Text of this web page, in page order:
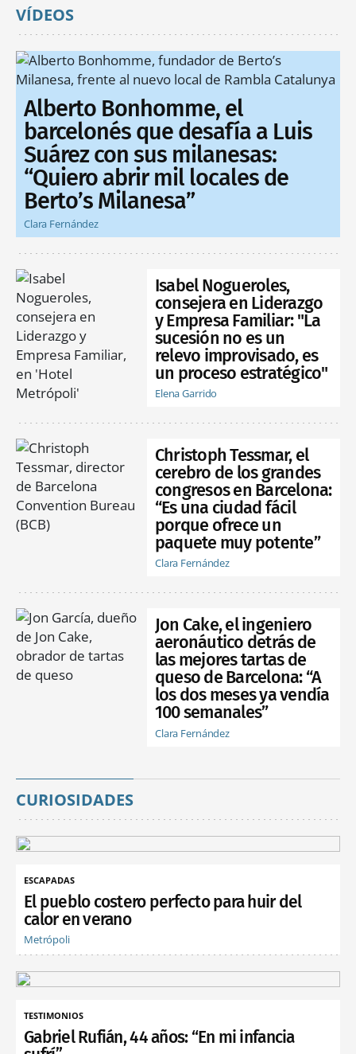
VÍDEOS
Alberto Bonhomme, el
barcelonés que desafía a Luis
Suárez con sus milanesas:
“Quiero abrir mil locales de
Berto’s Milanesa”
Clara Fernández
Isabel Nogueroles,
consejera en Liderazgo
y Empresa Familiar: "La
sucesión no es un
relevo improvisado, es
un proceso estratégico"
Elena Garrido
Christoph Tessmar, el
cerebro de los grandes
congresos en Barcelona:
“Es una ciudad fácil
porque ofrece un
paquete muy potente”
Clara Fernández
Jon Cake, el ingeniero
aeronáutico detrás de
las mejores tartas de
queso de Barcelona: “A
los dos meses ya vendía
100 semanales”
Clara Fernández
CURIOSIDADES
ESCAPADAS
El pueblo costero perfecto para huir del
calor en verano
Metrópoli
TESTIMONIOS
Gabriel Rufián, 44 años: “En mi infancia